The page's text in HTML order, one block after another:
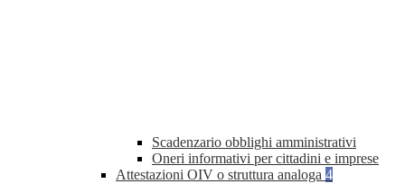
Scadenzario obblighi amministrativi
Oneri informativi per cittadini e imprese
Attestazioni OIV o struttura analoga 4